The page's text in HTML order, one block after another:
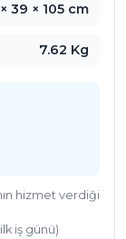
ihtiyaçları
39 × 105 cm
7.62 Kg
hizmet verdiği
iş günü)